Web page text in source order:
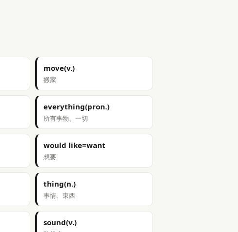
move(v.)
搬家
everything(pron.)
所有事物、一切
would like=want
想要
thing(n.)
事情、東西
sound(v.)